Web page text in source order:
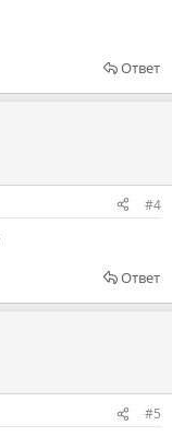
Ответ
#4
Ответ
#5